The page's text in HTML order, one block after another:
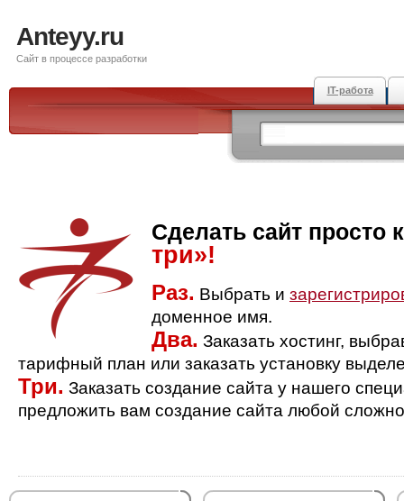
Anteyy.ru
Сайт в процессе разработки
IT-работа
Сделать сайт просто
три»!
Раз. Выбрать и
доменное имя.
Два. Заказать хостинг,
тарифный план или заказать установку
Три. Заказать создание сайта у нашего
предложить вам создание сайта любой